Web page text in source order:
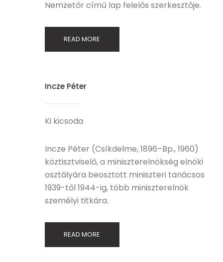
Nemzetőr című lap felelős szerkesztője.
READ MORE
Incze Péter
Ki kicsoda
Incze Péter (Csíkdelme, 1896–Bp., 1960)
köztisztviselő, a miniszterelnökség elnöki
osztályára beosztott miniszteri tanácsos
1939-től 1944-ig, több miniszterelnök
személyi titkára.
READ MORE